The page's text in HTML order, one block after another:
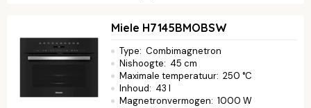
Miele H7145BMOBSW
Type: Combimagnetron
Nishoogte: 45 cm
Maximale temperatuur: 250 °C
Inhoud: 43 l
Magnetronvermogen: 1000 W